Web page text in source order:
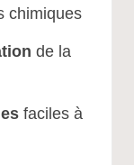
chimiques
de la
faciles à